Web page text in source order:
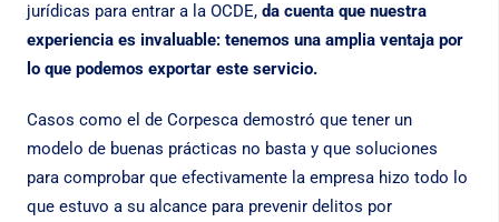
jurídicas para entrar a la OCDE,da cuenta que nuestra
experiencia es invaluable: tenemos una amplia ventaja por
lo que podemos exportar este servicio.
Casos como el de Corpesca demostró que tener un
modelo de buenas prácticas no basta y que soluciones
para comprobar que efectivamente la empresa hizo todo lo
que estuvo a su alcance para prevenir delitos por